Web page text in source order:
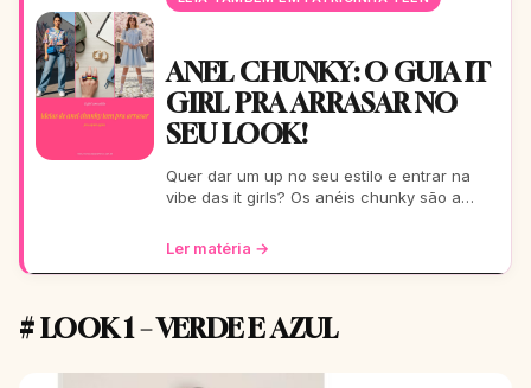
ANEL CHUNKY: O GUIA IT
GIRL PRA ARRASAR NO
SEU LOOK!
Quer dar um up no seu estilo e entrar na
vibe das it girls? Os anéis chunky são a
as melhores ideia
Ler matéria →
# LOOK 1 – VERDE E AZUL